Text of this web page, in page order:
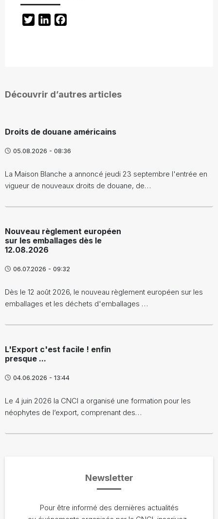
TwitterLinkedIn
Découvrir d’autres articles
Droits de douane américains
05.08.2026 - 08:36
La Maison Blanche a annoncé jeudi 23 septembre l'entrée en
vigueur de nouveaux droits de douane, de…
Nouveau règlement européen
sur les emballages dès le
12.08.2026
06.07.2026 - 09:32
Dès le 12 août 2026, le nouveau règlement européen sur les
emballages et les déchets d'emballages …
L'Export c'est facile ! enfin
presque ...
04.06.2026 - 13:44
Le 4 juin 2026 la CNCI a organisé une formation pour les
néophytes de l’export, comprenant des…
Newsletter
Pour être informé des dernières actualités